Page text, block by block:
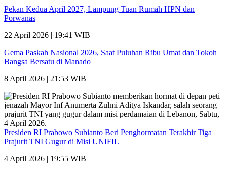
Pekan Kedua April 2027, Lampung Tuan Rumah HPN dan
Porwanas
22 April 2026 | 19:41 WIB
Gema Paskah Nasional 2026, Saat Puluhan Ribu Umat dan Tokoh
Bangsa Bersatu di Manado
8 April 2026 | 21:53 WIB
Presiden RI Prabowo Subianto Beri Penghormatan Terakhir Tiga
Prajurit TNI Gugur di Misi UNIFIL
4 April 2026 | 19:55 WIB